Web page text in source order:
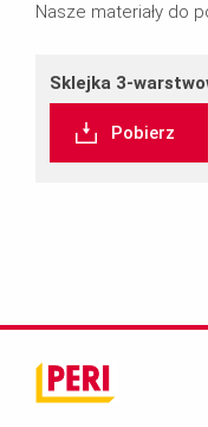
Nasze materiały do
Sklejka 3-
Pobierz